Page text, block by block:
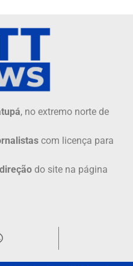
, no extremo norte de
com licença para
direção do site na página